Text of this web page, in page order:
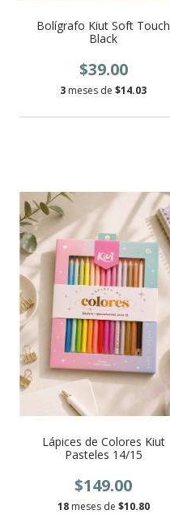
Bolígrafo Kiut Soft Touch
Black
$39.00
3 meses de$14.03
Lápices de Colores Kiut
Pasteles 14/15
$149.00
18 meses de $10.80